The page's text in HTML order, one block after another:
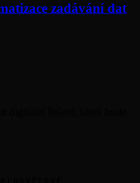
zadávání dat